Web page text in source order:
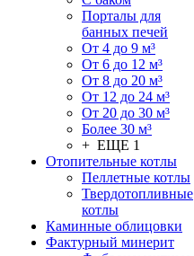
Порталы для
банных печей
От 4 до 9 м³
От 6 до 12 м³
От 8 до 20 м³
От 12 до 24 м³
От 20 до 30 м³
Более 30 м³
+ ЕЩЕ 1
Отопительные котлы
Пеллетные котлы
Твердотопливные
котлы
Каминные облицовки
Фактурный минерит